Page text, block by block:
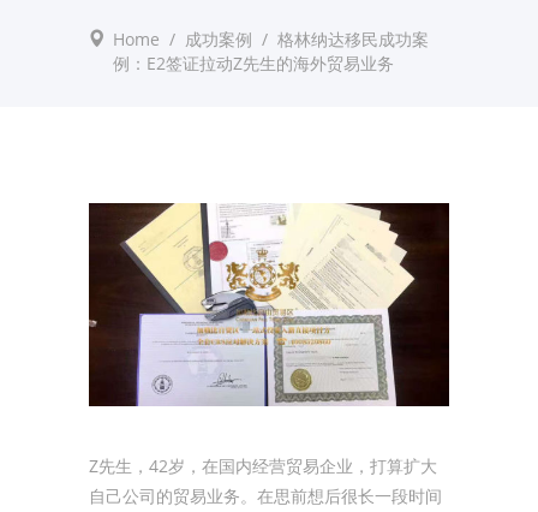
Home / 成功案例 / 格林纳达移民成功案
例：E2签证拉动Z先生的海外贸易业务
Z先生，42岁，在国内经营贸易企业，打算扩大
自己公司的贸易业务。在思前想后很长一段时间